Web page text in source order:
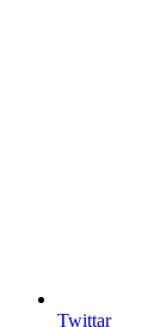
Twittar